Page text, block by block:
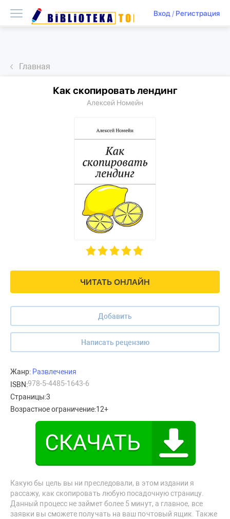
Вход/ Регистрация
Главная
ЧИТАТЬ ОНЛАЙН
Добавить
Написать рецензию
Как скопировать лендинг
Алексей Номейн
Жанр: Развлечения
ISBN:978-5-4485-1643-6
Страницы:3
Возрастное ограничение:12+
Какую бы цель вы ни преследовали, в этом издании я
рассажу, как скопировать любую посадочную страницу.
Данный процесс не займет более 5 минут, а главное, все
заявки вы сможете получать на ваш почтовый ящик. Также